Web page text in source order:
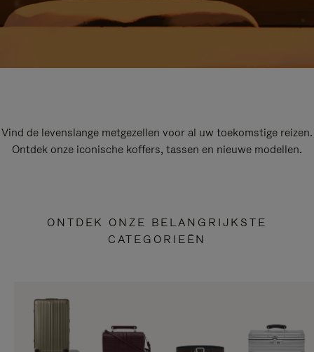
Vind de levenslange metgezellen voor al uw toekomstige reizen.
Ontdek onze iconische koffers, tassen en nieuwe modellen.
ONTDEK ONZE BELANGRIJKSTE
CATEGORIEËN